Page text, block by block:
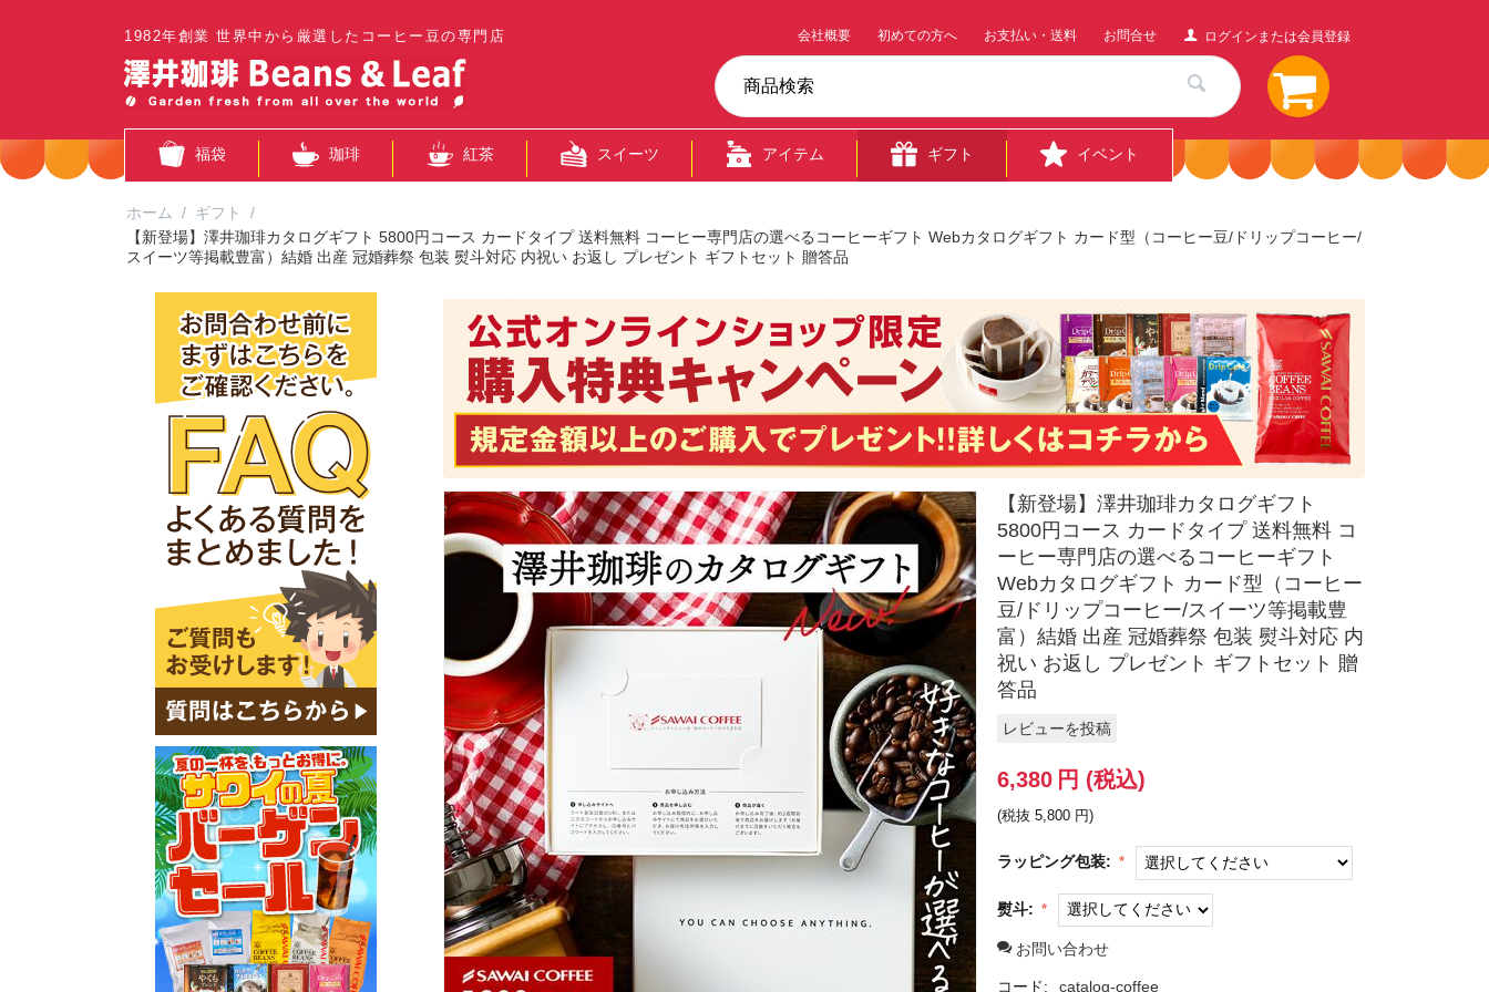
1982年創業 世界中から厳選したコーヒー豆の専門店 ログインまたは会員登録
会社概要 初めての方へ お支払い・送料 お問合せ
福袋 珈琲 紅茶 スイーツ アイテム ギフト イベント
ホーム / ギフト
/
【新登場】澤井珈琲カタログギフト 5800円コース カードタイプ 送料無料 コーヒー専門店の選べるコーヒーギフト Webカタログギフト カード型（コーヒー豆/ドリップコーヒー/
スイーツ等掲載豊富）結婚 出産 冠婚葬祭 包装 熨斗対応 内祝い お返し プレゼント ギフトセット 贈答品
【新登場】澤井珈琲カタログギフト
5800円コース カードタイプ 送料無料 コ
ーヒー専門店の選べるコーヒーギフト
Webカタログギフト カード型（コーヒー
豆/ドリップコーヒー/スイーツ等掲載豊
富）結婚 出産 冠婚葬祭 包装 熨斗対応 内
祝い お返し プレゼント ギフトセット 贈
答品
レビューを投稿
6,380 円 (税込)
(税抜 5,800 円)
ラッピング包装:
熨斗:
お問い合わせ
コード: catalog-coffee